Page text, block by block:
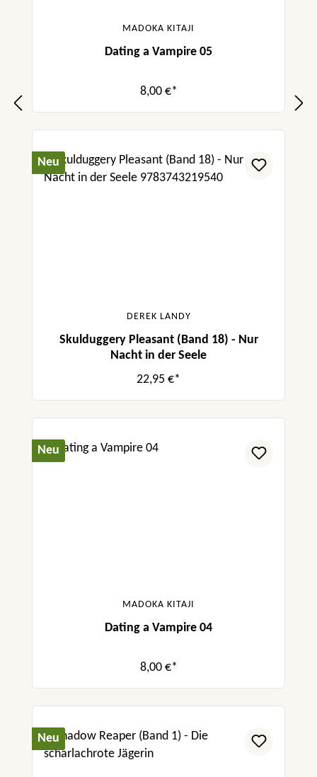
MADOKA KITAJI
Dating a Vampire 05
8,00 €*
Neu
DEREK LANDY
Skulduggery Pleasant (Band 18) - Nur
Nacht in der Seele
22,95 €*
Neu
MADOKA KITAJI
Dating a Vampire 04
8,00 €*
Neu